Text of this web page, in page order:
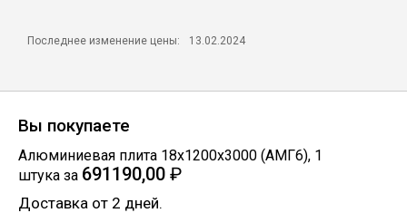
Сетка кладочная
Электроды
Проволока
Последнее изменение цены: 13.02.2024
Вы покупаете
Алюминиевая плита 18х1200х3000 (АМГ6), 1
штука за 691190,00 ₽
Доставка от 2 дней.